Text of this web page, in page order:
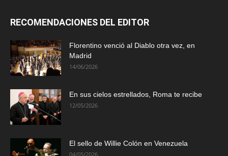
RECOMENDACIONES DEL EDITOR
Florentino venció al Diablo otra vez, en
Madrid
14/06/2026
En sus cielos estrellados, Roma te recibe
12/05/2026
El sello de Willie Colón en Venezuela
04/05/2026